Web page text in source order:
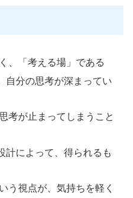
、「考える場」である
自分の思考が深まってい
考が止まってしまうこと
計によって、得られるも
う視点が、気持ちを軽く